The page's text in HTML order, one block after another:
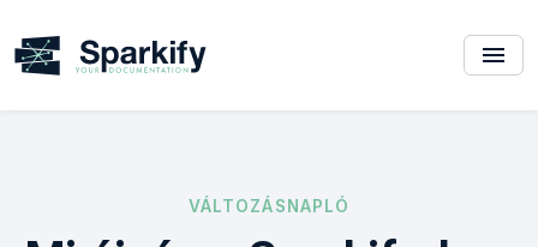
VÁLTOZÁSNAPLÓ